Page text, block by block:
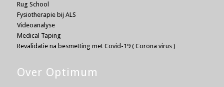
Rug School
Fysiotherapie bij ALS
Videoanalyse
Medical Taping
Revalidatie na besmetting met Covid-19 ( Corona virus )
Over Optimum